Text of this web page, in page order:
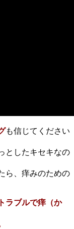
も信じてください
としたキセキなの
ら、痒みのための
ラブルで痒（か